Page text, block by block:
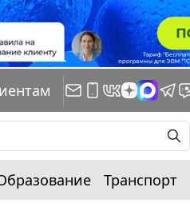
Транспорт